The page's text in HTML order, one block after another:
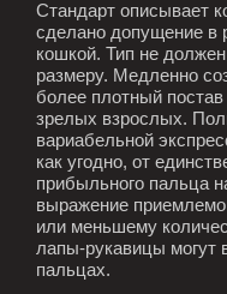
Стандарт описывает
сделано допущение в
кошкой. Тип не
размеру. Медленно
более плотный
зрелых взрослых.
вариабельной
как угодно, от
прибыльного пальца
выражение
или меньшему
лапы-рукавицы могут
пальцах.